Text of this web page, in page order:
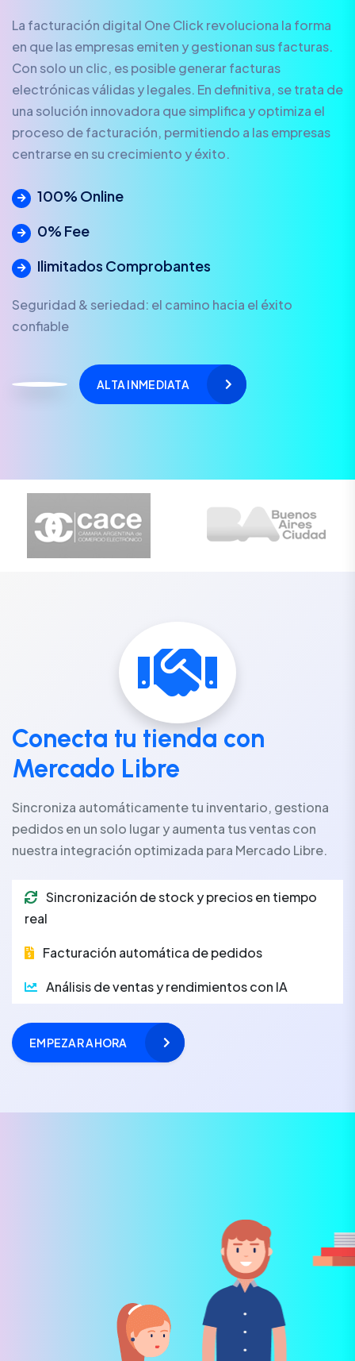
La facturación digital One Click revoluciona la forma
en que las empresas emiten y gestionan sus facturas.
Con solo un clic, es posible generar facturas
electrónicas válidas y legales. En definitiva, se trata de
una solución innovadora que simplifica y optimiza el
proceso de facturación, permitiendo a las empresas
centrarse en su crecimiento y éxito.
100% Online
0% Fee
Ilimitados Comprobantes
Seguridad & seriedad: el camino hacia el éxito
confiable
ALTA INMEDIATA
Conecta tu tienda con
Mercado Libre
Sincroniza automáticamente tu inventario, gestiona
pedidos en un solo lugar y aumenta tus ventas con
nuestra integración optimizada para Mercado Libre.
Sincronización de stock y precios en tiempo
real
Facturación automática de pedidos
Análisis de ventas y rendimientos con IA
EMPEZAR AHORA